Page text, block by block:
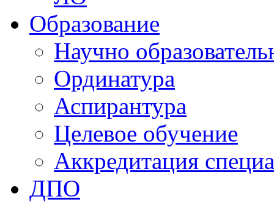
Образование
Научно
Ординатура
Аспирантура
Целевое обучение
Аккредитация
ДПО